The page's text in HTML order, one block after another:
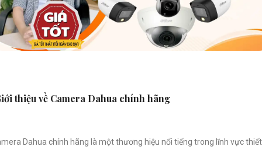
thiệu về Camera Dahua chính hãng
Dahua chính hãng là một thương hiệu nổi tiếng trong lĩnh vực